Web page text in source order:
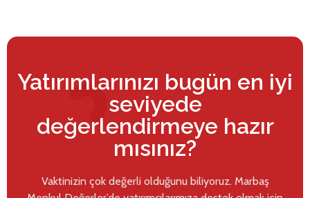
Yatırımlarınızı bugün en iyi
seviyede
değerlendirmeye hazır
mısınız?
Vaktinizin çok değerli olduğunu biliyoruz. Marbaş